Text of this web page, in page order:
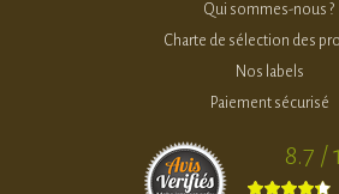
Qui sommes-nous ?
Charte de sélection des
Nos labels
Paiement sécurisé
8.7 /